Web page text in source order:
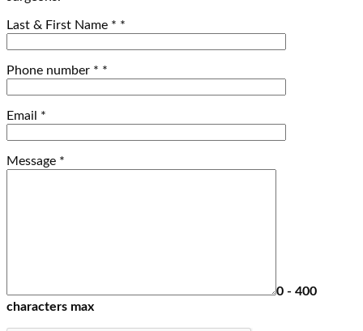
Last & First Name * *
Phone number * *
Email *
Message *
0 - 400
characters max